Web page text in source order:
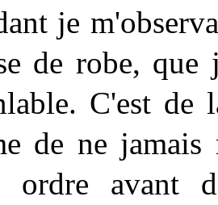
je
de robe,
C'est de
de ne
ordre avant